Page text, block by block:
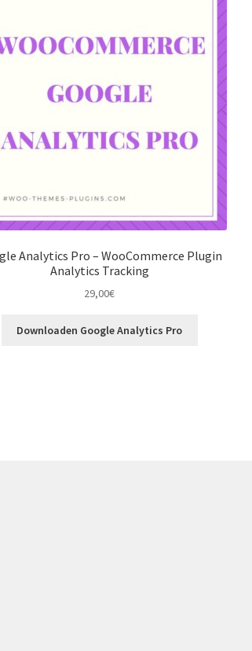
Analytics Pro – WooCommerce Plugin
Analytics Tracking
29,00€
Downloaden Google Analytics Pro